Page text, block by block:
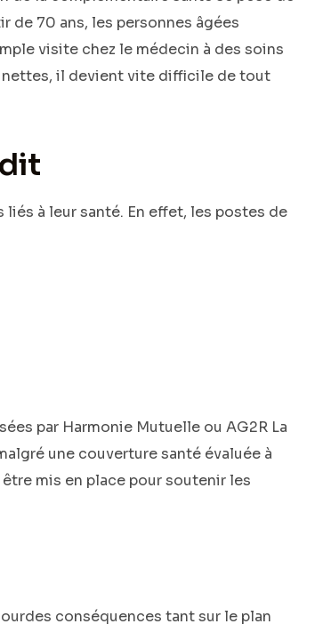
de 70 ans, les personnes âgées
visite chez le médecin à des soins
il devient vite difficile de tout
à leur santé. En effet, les postes de
par Harmonie Mutuelle ou AG2R La
une couverture santé évaluée à
mis en place pour soutenir les
conséquences tant sur le plan